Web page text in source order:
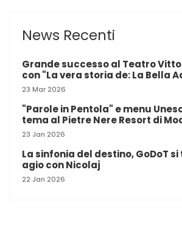
News Recenti
Grande successo al Teatro
con "La vera storia de: La Bella
23 Mar 2026
"Parole in Pentola" e menu
tema al Pietre Nere Resort di
23 Jan 2026
La sinfonia del destino, GoDoT
agio con Nicolaj
22 Jan 2026